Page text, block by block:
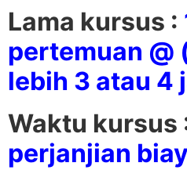
Lama kursus :
pertemuan @
lebih 3 atau 4
Waktu kursus
perjanjian